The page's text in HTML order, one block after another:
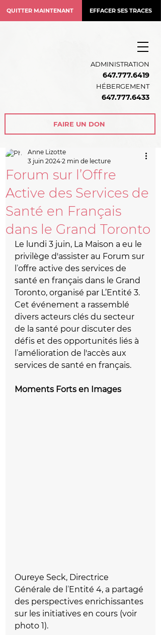
QUITTER MAINTENANT EFFACER SES TRACES
ADMINISTRATION
647.777.6419
HÉBERGEMENT
647.777.6433
FAIRE UN DON
Forum sur l’Offre
Active des Services de
Santé en Français
dans le Grand Toronto
Anne Lizotte
3 juin 2024 2 min de lecture
Le lundi 3 juin, La Maison a eu le
privilège d'assister au Forum sur
’offre active des services de
santé en français dans le Grand
Toronto, organisé par L’Entité 3.
Cet événement a rassemblé
divers acteurs clés du secteur
de la santé pour discuter des
défis et des opportunités liés à
’amélioration de l'accès aux
services de santé en français.
Moments Forts en Images
Oureye Seck, Directrice
Générale de l ’Entité 4, a partagé
des perspectives enrichissantes
sur les initiatives en cours (voir
photo 1).